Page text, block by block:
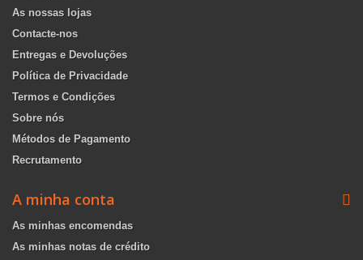
As nossas lojas
Contacte-nos
Entregas e Devoluções
Política de Privacidade
Termos e Condições
Sobre nós
Métodos de Pagamento
Recrutamento
A minha conta
As minhas encomendas
As minhas notas de crédito